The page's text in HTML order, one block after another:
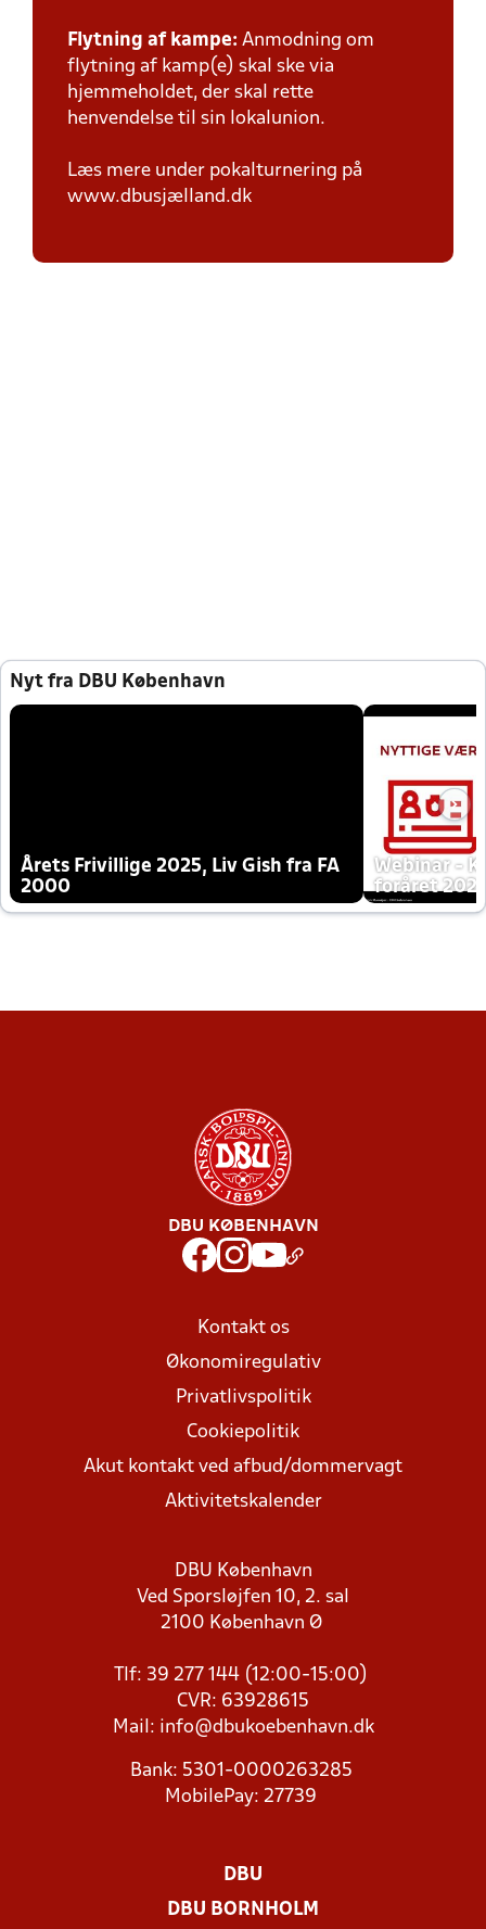
Flytning af kampe: Anmodning om
flytning af kamp(e) skal ske via
hjemmeholdet, der skal rette
henvendelse til sin lokalunion.
Læs mere under pokalturnering på
www.dbusjælland.dk
Nyt fra DBU København
Årets Frivillige 2025, Liv Gish fra FA
2000
Webinar -
foråret
DBU KØBENHAVN
Kontakt os
Økonomiregulativ
Privatlivspolitik
Cookiepolitik
Akut kontakt ved afbud/dommervagt
Aktivitetskalender
DBU København
Ved Sporsløjfen 10, 2. sal
2100 København Ø
Tlf: 39 277 144 (12:00-15:00)
CVR: 63928615
Mail: info@dbukoebenhavn.dk
Bank: 5301-0000263285
MobilePay: 27739
DBU
DBU BORNHOLM